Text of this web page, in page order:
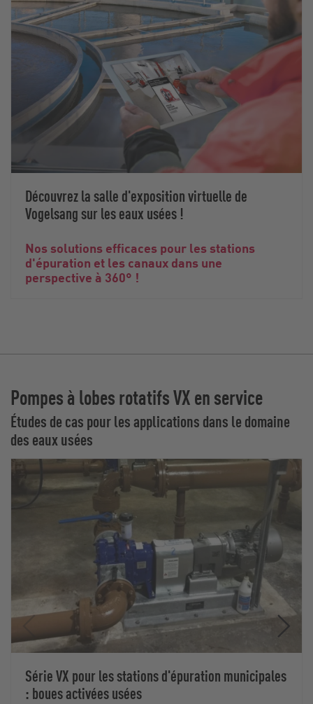
Découvrez la salle d'exposition virtuelle de
Vogelsang sur les eaux usées !
Nos solutions efficaces pour les stations
d'épuration et les canaux dans une
perspective à 360° !
Pompes à lobes rotatifs VX en service
Études de cas pour les applications dans le domaine
des eaux usées
Série VX pour les stations d'épuration municipales
: boues activées usées